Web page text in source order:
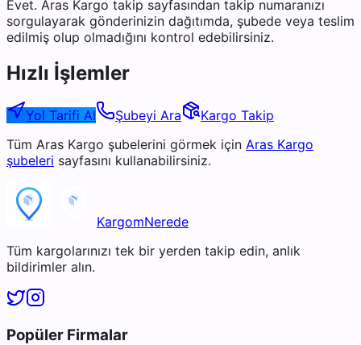
Evet. Aras Kargo takip sayfasından takip numaranızı
sorgulayarak gönderinizin dağıtımda, şubede veya teslim
edilmiş olup olmadığını kontrol edebilirsiniz.
Hızlı İşlemler
Yol Tarifi Al Şubeyi Ara
Kargo Takip
Tüm Aras Kargo şubelerini görmek için Aras Kargo
şubeleri sayfasını kullanabilirsiniz.
KargomNerede
Tüm kargolarınızı tek bir yerden takip edin, anlık
bildirimler alın.
Popüler Firmalar